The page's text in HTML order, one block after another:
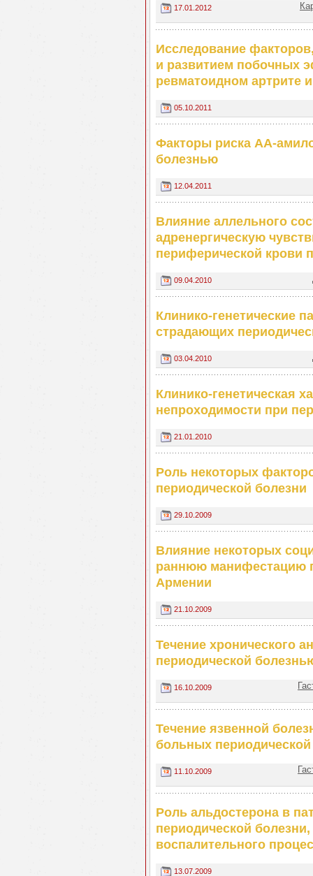
17.01.2012
Исследование
и развитием побочных
ревматоидном артрите
05.10.2011
Факторы риска АА-
болезнью
12.04.2011
Влияние аллельного
адренергическую
периферической крови
09.04.2010
Клинико-генетические
страдающих
03.04.2010
Клинико-генетическая
непроходимости при
21.01.2010
Роль некоторых
периодической болезни
29.10.2009
Влияние некоторых
раннюю манифестацию
Армении
21.10.2009
Течение хронического
периодической
16.10.2009
Течение язвенной
больных
11.10.2009
Роль альдостерона в
периодической
воспалительного
13.07.2009